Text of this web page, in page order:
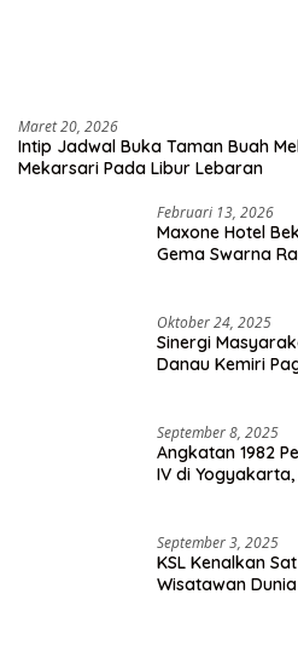
Maret 20, 2026
Intip Jadwal Buka Taman Buah
Mekarsari Pada Libur Lebaran
Februari 13, 2026
Maxone Hotel
Gema Swarna
Oktober 24, 2025
Sinergi
Danau Kemiri
September 8, 2025
Angkatan 1982
IV di Yogyakarta,
September 3, 2025
KSL Kenalkan
Wisatawan